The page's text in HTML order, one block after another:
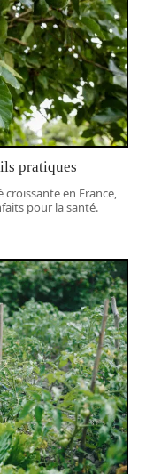
pratiques
en France,
pour la santé.